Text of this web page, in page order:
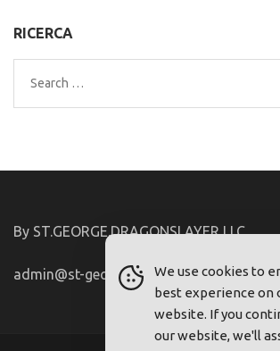
RICERCA
Search
for:
By ST.GEORGE.DRAGONSLAYER LLC
admin@st-george-dragonslayer.com
We use cookies to
best experience on
website. If you
our website, we'll